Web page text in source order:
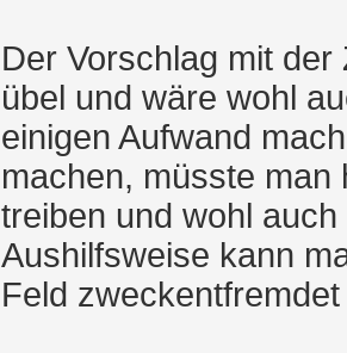
Der Vorschlag mit
übel und wäre wohl
einigen Aufwand
machen, müsste man
treiben und wohl
Aushilfsweise kann
Feld